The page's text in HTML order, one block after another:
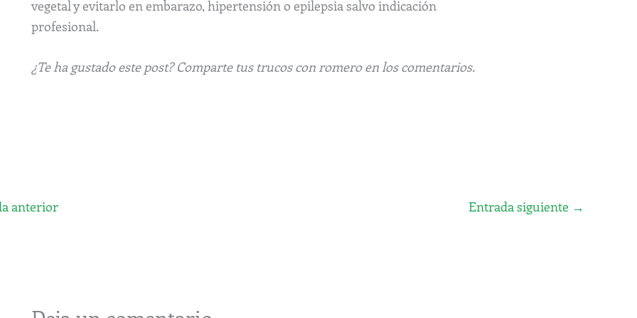
vegetal y evitarlo en embarazo, hipertensión o epilepsia salvo indicación
profesional.
¿Te ha gustado este post? Comparte tus trucos con romero en los comentarios.
anterior Entrada siguiente →